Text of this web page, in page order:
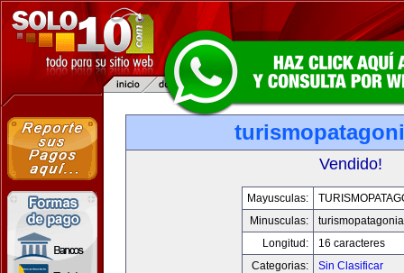
Vendido!
Mayusculas:
Minusculas:
Longitud:
16 caracteres
Categorias:
Sin Clasificar